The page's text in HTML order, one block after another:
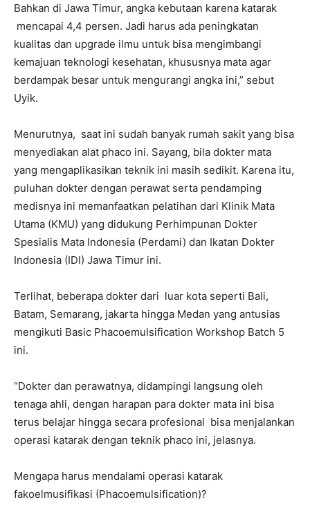
Bahkan di Jawa Timur, angka kebutaan karena katarak
mencapai 4,4 persen. Jadi harus ada peningkatan
kualitas dan upgrade ilmu untuk bisa mengimbangi
kemajuan teknologi kesehatan, khususnya mata agar
berdampak besar untuk mengurangi angka ini,” sebut
Uyik.
Menurutnya, saat ini sudah banyak rumah sakit yang bisa
menyediakan alat phaco ini. Sayang, bila dokter mata
yang mengaplikasikan teknik ini masih sedikit. Karena itu,
puluhan dokter dengan perawat serta pendamping
medisnya ini memanfaatkan pelatihan dari Klinik Mata
Utama (KMU) yang didukung Perhimpunan Dokter
Spesialis Mata Indonesia (Perdami) dan Ikatan Dokter
Indonesia (IDI) Jawa Timur ini.
Terlihat, beberapa dokter dari luar kota seperti Bali,
Batam, Semarang, jakarta hingga Medan yang antusias
mengikuti Basic Phacoemulsification Workshop Batch 5
ini.
“Dokter dan perawatnya, didampingi langsung oleh
tenaga ahli, dengan harapan para dokter mata ini bisa
terus belajar hingga secara profesional bisa menjalankan
operasi katarak dengan teknik phaco ini, jelasnya.
Mengapa harus mendalami operasi katarak
fakoelmusifikasi (Phacoemulsification)?